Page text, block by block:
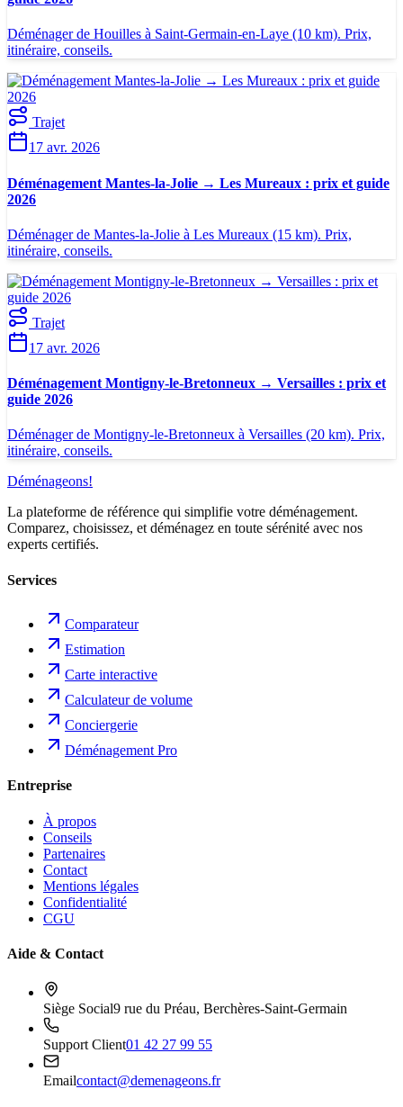
Déménager de Houilles à Saint-Germain-en-Laye (10 km). Prix,
itinéraire, conseils.
Trajet
17 avr. 2026
Déménagement Mantes-la-Jolie → Les Mureaux : prix et guide
2026
Déménager de Mantes-la-Jolie à Les Mureaux (15 km). Prix,
itinéraire, conseils.
Trajet
17 avr. 2026
Déménagement Montigny-le-Bretonneux → Versailles : prix et
guide 2026
Déménager de Montigny-le-Bretonneux à Versailles (20 km). Prix,
itinéraire, conseils.
Déménageons!
La plateforme de référence qui simplifie votre déménagement.
Comparez, choisissez, et déménagez en toute sérénité avec nos
experts certifiés.
Services
Comparateur
Estimation
Carte interactive
Calculateur de volume
Conciergerie
Déménagement Pro
Entreprise
À propos
Conseils
Partenaires
Contact
Mentions légales
Confidentialité
CGU
Aide & Contact
Siège Social9 rue du Préau, Berchères-Saint-Germain
Support Client01 42 27 99 55
Emailcontact@demenageons.fr